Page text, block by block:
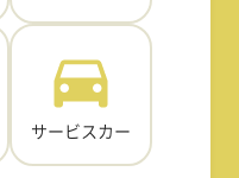
サービスカー